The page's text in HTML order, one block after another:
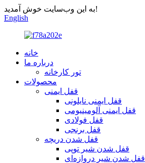
به این وب‌سایت خوش آمدید!
English
خانه
درباره ما
تور کارخانه
محصولات
قفل ایمنی
قفل ایمنی نایلونی
قفل ایمنی آلومینیومی
قفل فولادی
قفل برنجی
قفل شدن دریچه
قفل شدن شیر توپی
قفل شدن شیر دروازه‌ای